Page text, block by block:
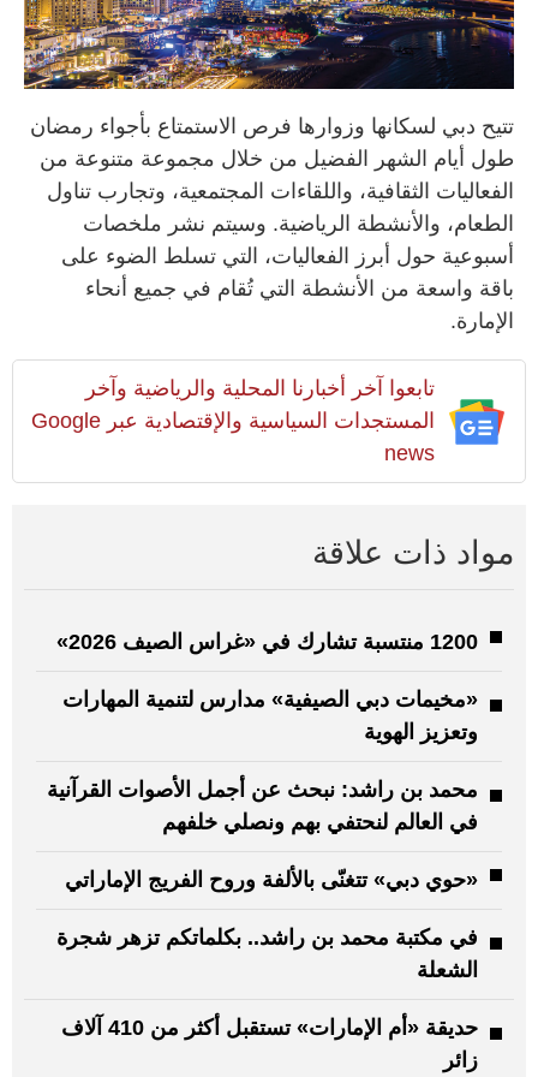
تتيح دبي لسكانها وزوارها فرص الاستمتاع بأجواء رمضان
طول أيام الشهر الفضيل من خلال مجموعة متنوعة من
الفعاليات الثقافية، واللقاءات المجتمعية، وتجارب تناول
الطعام، والأنشطة الرياضية. وسيتم نشر ملخصات
أسبوعية حول أبرز الفعاليات، التي تسلط الضوء على
باقة واسعة من الأنشطة التي تُقام في جميع أنحاء
الإمارة.
تابعوا آخر أخبارنا المحلية والرياضية وآخر
المستجدات السياسية والإقتصادية عبر Google
news
مواد ذات علاقة
1200 منتسبة تشارك في «غراس الصيف 2026»
«مخيمات دبي الصيفية» مدارس لتنمية المهارات
وتعزيز الهوية
محمد بن راشد: نبحث عن أجمل الأصوات القرآنية
في العالم لنحتفي بهم ونصلي خلفهم
«حوي دبي» تتغنّى بالألفة وروح الفريج الإماراتي
في مكتبة محمد بن راشد.. بكلماتكم تزهر شجرة
الشعلة
حديقة «أم الإمارات» تستقبل أكثر من 410 آلاف
زائر